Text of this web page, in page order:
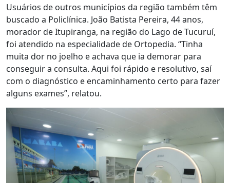
Usuários de outros municípios da região também têm
buscado a Policlínica. João Batista Pereira, 44 anos,
morador de Itupiranga, na região do Lago de Tucuruí,
foi atendido na especialidade de Ortopedia. “Tinha
muita dor no joelho e achava que ia demorar para
conseguir a consulta. Aqui foi rápido e resolutivo, saí
com o diagnóstico e encaminhamento certo para fazer
alguns exames”, relatou.